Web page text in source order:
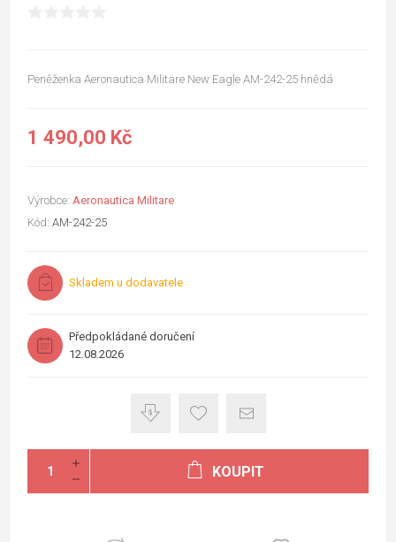
Peněženka Aeronautica Militare New Eagle AM-242-25 hnědá
1 490,00 Kč
Výrobce: Aeronautica Militare
Kód: AM-242-25
Skladem u dodavatele
Předpokládané doručení
12.08.2026
KOUPIT